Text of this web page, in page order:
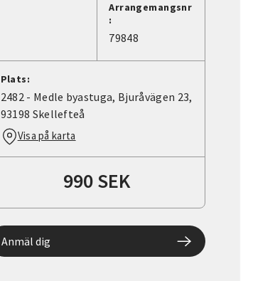
Arrangemangsnr
:
79848
Plats:
2482 - Medle byastuga, Bjuråvägen 23,
93198 Skellefteå
Visa på karta
990 SEK
Anmäl dig